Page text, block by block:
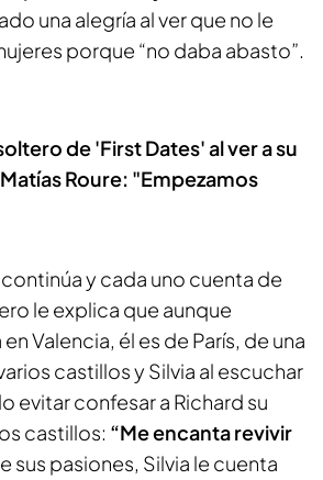
una alegría al ver que no le
porque “no daba abasto”.
de 'First Dates' al ver a su
Roure: "Empezamos
y cada uno cuenta de
le explica que aunque
Valencia, él es de París, de una
castillos y Silvia al escuchar
evitar confesar a Richard su
castillos: “Me encanta revivir
sus pasiones, Silvia le cuenta